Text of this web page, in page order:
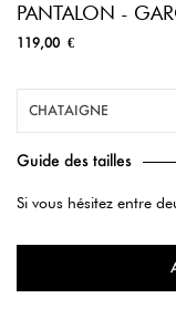
PANTALON -
119,00 €
CHATAIGNE
Guide des tailles
Si vous hésitez entre